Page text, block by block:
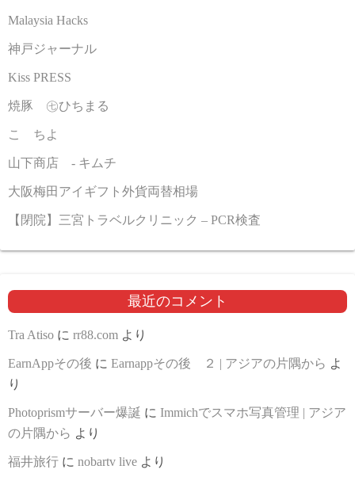
Malaysia Hacks
神戸ジャーナル
Kiss PRESS
焼豚 ㊆ひちまる
こゝちよ
山下商店 - キムチ
大阪梅田アイギフト外貨両替相場
【閉院】三宮トラベルクリニック – PCR検査
最近のコメント
Tra Atiso に rr88.com より
EarnAppその後 に Earnappその後 ２ | アジアの片隅から よ
り
Photoprismサーバー爆誕 に Immichでスマホ写真管理 | アジア
の片隅から より
福井旅行 に nobartv live より